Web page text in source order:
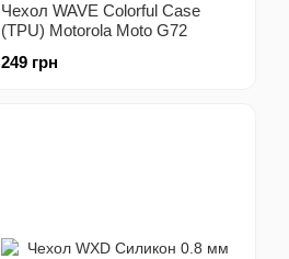
Чехол WAVE Colorful Case
(TPU) Motorola Moto G72
249 грн